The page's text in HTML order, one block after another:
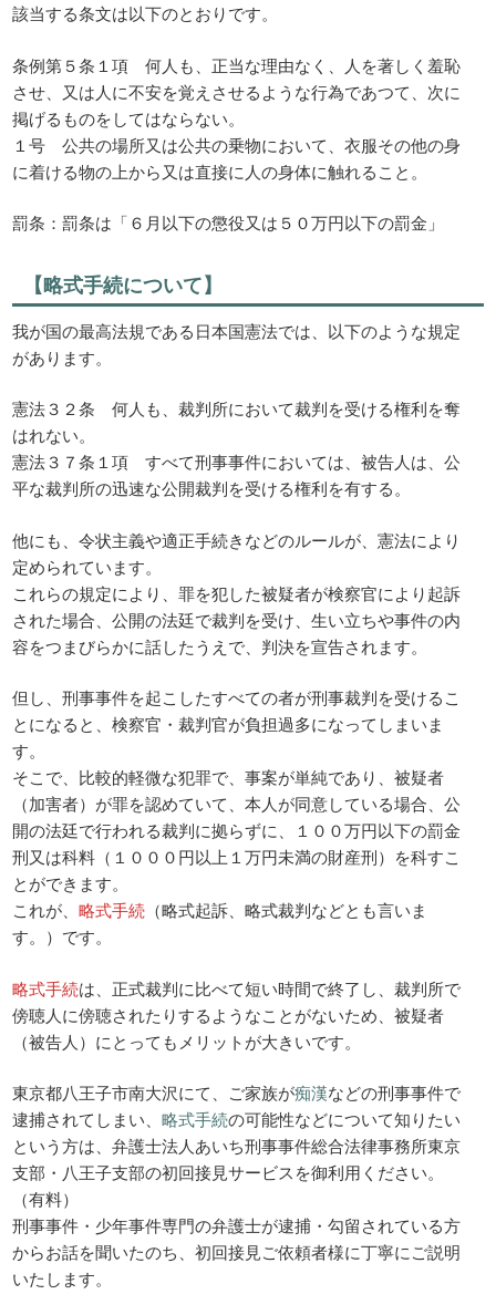
該当する条文は以下のとおりです。
条例第５条１項 何人も、正当な理由なく、人を著しく羞恥
させ、又は人に不安を覚えさせるような行為であつて、次に
掲げるものをしてはならない。
１号 公共の場所又は公共の乗物において、衣服その他の身
に着ける物の上から又は直接に人の身体に触れること。
罰条：罰条は「６月以下の懲役又は５０万円以下の罰金」
【略式手続について】
我が国の最高法規である日本国憲法では、以下のような規定
があります。
憲法３２条 何人も、裁判所において裁判を受ける権利を奪
はれない。
憲法３７条１項 すべて刑事事件においては、被告人は、公
平な裁判所の迅速な公開裁判を受ける権利を有する。
他にも、令状主義や適正手続きなどのルールが、憲法により
定められています。
これらの規定により、罪を犯した被疑者が検察官により起訴
された場合、公開の法廷で裁判を受け、生い立ちや事件の内
容をつまびらかに話したうえで、判決を宣告されます。
但し、刑事事件を起こしたすべての者が刑事裁判を受けるこ
とになると、検察官・裁判官が負担過多になってしまいま
す。
そこで、比較的軽微な犯罪で、事案が単純であり、被疑者
（加害者）が罪を認めていて、本人が同意している場合、公
開の法廷で行われる裁判に拠らずに、１００万円以下の罰金
刑又は科料（１０００円以上１万円未満の財産刑）を科すこ
とができます。
これが、略式手続 （略式起訴、略式裁判などとも言いま
す。）です。
略式手続は、正式裁判に比べて短い時間で終了し、裁判所で
傍聴人に傍聴されたりするようなことがないため、被疑者
（被告人）にとってもメリットが大きいです。
東京都八王子市南大沢にて、ご家族が痴漢などの刑事事件で
逮捕されてしまい、略式手続の可能性などについて知りたい
という方は、弁護士法人あいち刑事事件総合法律事務所東京
支部・八王子支部の初回接見サービスを御利用ください。
（有料）
刑事事件・少年事件専門の弁護士が逮捕・勾留されている方
からお話を聞いたのち、初回接見ご依頼者様に丁寧にご説明
いたします。